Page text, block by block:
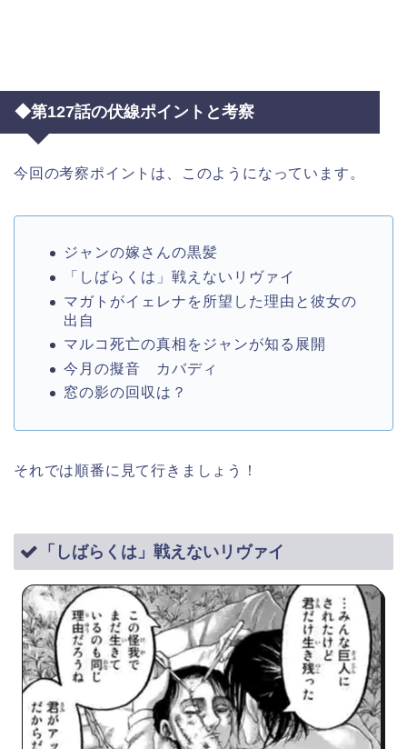
◆第127話の伏線ポイントと考察
今回の考察ポイントは、このようになっています。
ジャンの嫁さんの黒髪
「しばらくは」戦えないリヴァイ
マガトがイェレナを所望した理由と彼女の
出自
マルコ死亡の真相をジャンが知る展開
今月の擬音 カバディ
窓の影の回収は？
それでは順番に見て行きましょう！
「しばらくは」戦えないリヴァイ